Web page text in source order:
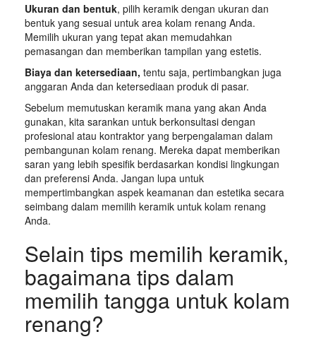
Ukuran dan bentuk, pilih keramik dengan ukuran dan
bentuk yang sesuai untuk area kolam renang Anda.
Memilih ukuran yang tepat akan memudahkan
pemasangan dan memberikan tampilan yang estetis.
Biaya dan ketersediaan, tentu saja, pertimbangkan juga
anggaran Anda dan ketersediaan produk di pasar.
Sebelum memutuskan keramik mana yang akan Anda
gunakan, kita sarankan untuk berkonsultasi dengan
profesional atau kontraktor yang berpengalaman dalam
pembangunan kolam renang. Mereka dapat memberikan
saran yang lebih spesifik berdasarkan kondisi lingkungan
dan preferensi Anda. Jangan lupa untuk
mempertimbangkan aspek keamanan dan estetika secara
seimbang dalam memilih keramik untuk kolam renang
Anda.
Selain tips memilih keramik,
bagaimana tips dalam
memilih tangga untuk kolam
renang?